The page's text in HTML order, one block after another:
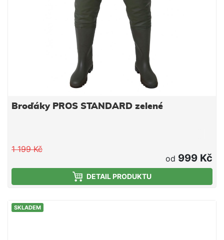
Broďáky PROS STANDARD zelené
1 199 Kč
od 999 Kč
DETAIL PRODUKTU
SKLADEM